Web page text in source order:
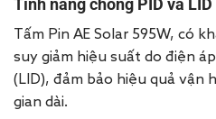
Tính năng chống PID và
Tấm Pin AE Solar 595W, có
suy giảm hiệu suất do điện
(LID), đảm bảo hiệu quả vận
gian dài.